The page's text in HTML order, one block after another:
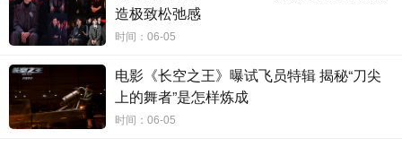
造极致松弛感
时间：06-05
电影《长空之王》曝试飞员特辑 揭秘“刀尖
上的舞者”是怎样炼成
时间：06-05